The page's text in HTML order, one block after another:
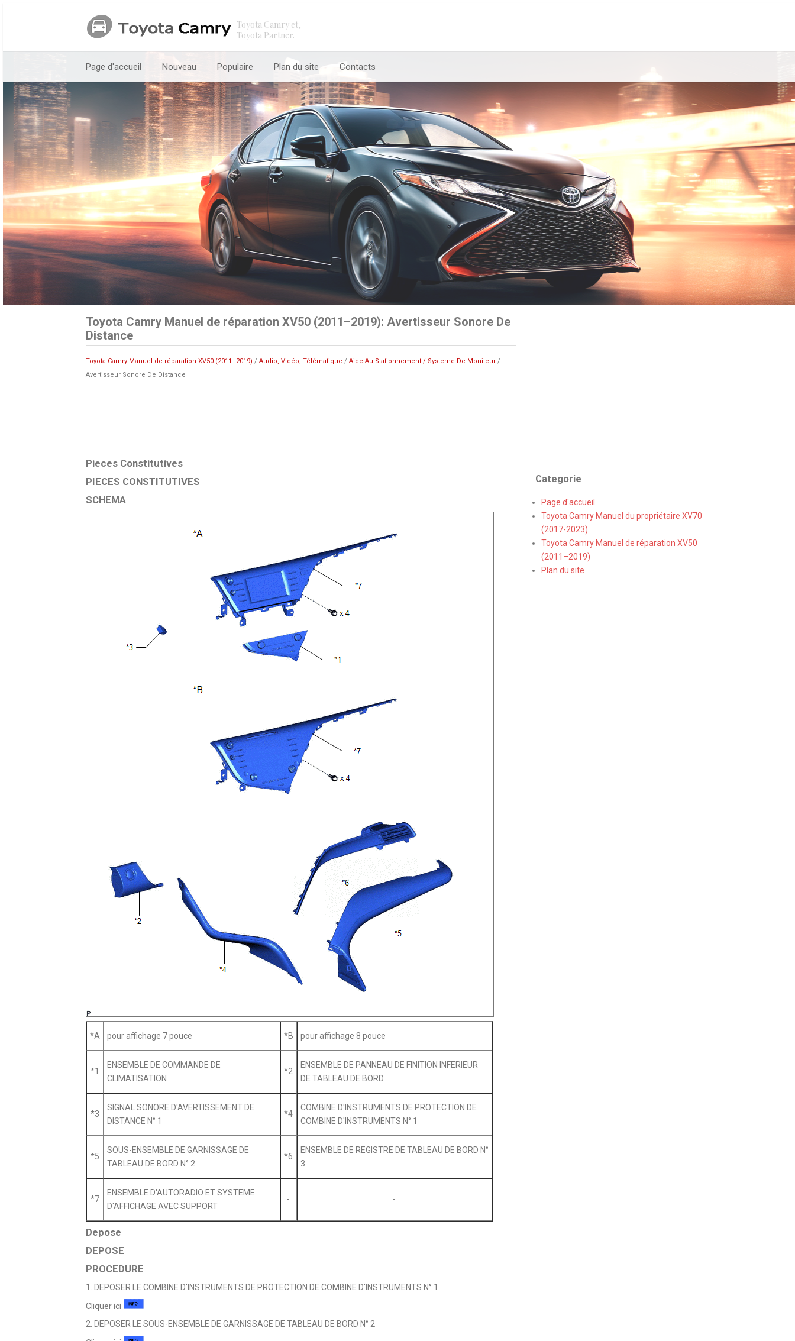
Toyota Camry et,
Toyota Partner.
Page d'accueil Nouveau Populaire Plan du site Contacts
Toyota Camry Manuel de réparation XV50 (2011–2019): Avertisseur Sonore De
Distance
Toyota Camry Manuel de réparation XV50 (2011–2019) / Audio, Vidéo, Télématique / Aide Au Stationnement / Systeme De Moniteur/
Avertisseur Sonore De Distance
Pieces Constitutives
PIECES CONSTITUTIVES
SCHEMA
*A pour affichage 7 pouce *B pour affichage 8 pouce
*1
ENSEMBLE DE COMMANDE DE
CLIMATISATION
*2
ENSEMBLE DE PANNEAU DE FINITION INFERIEUR
DE TABLEAU DE BORD
*3
SIGNAL SONORE D'AVERTISSEMENT DE
DISTANCE N° 1
*4
COMBINE D'INSTRUMENTS DE PROTECTION DE
COMBINE D'INSTRUMENTS N° 1
*5
SOUS-ENSEMBLE DE GARNISSAGE DE
TABLEAU DE BORD N° 2
*6
ENSEMBLE DE REGISTRE DE TABLEAU DE BORD N°
3
*7
ENSEMBLE D'AUTORADIO ET SYSTEME
D'AFFICHAGE AVEC SUPPORT
- -
Depose
DEPOSE
PROCEDURE
1. DEPOSER LE COMBINE D'INSTRUMENTS DE PROTECTION DE COMBINE D'INSTRUMENTS N° 1
Cliquer ici
2. DEPOSER LE SOUS-ENSEMBLE DE GARNISSAGE DE TABLEAU DE BORD N° 2
Categorie
Page d'accueil
Toyota Camry Manuel du propriétaire XV70
(2017-2023)
Toyota Camry Manuel de réparation XV50
(2011–2019)
Plan du site